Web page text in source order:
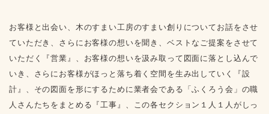
お客様と出会い、木のすまい工房のすまい創りについてお話をさせ
ていただき、さらにお客様の想いを聞き、ベストなご提案をさせて
いただく『営業』、お客様の想いを汲み取って図面に落とし込んで
いき、さらにお客様がほっと落ち着く空間を生み出していく『設
計』、その図面を形にするために業者会である「ふくろう会」の職
人さんたちをまとめる『工事』、この各セクション１人１人がしっ